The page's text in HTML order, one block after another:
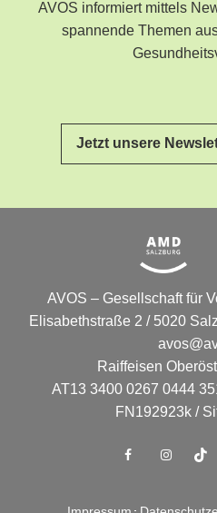
AVOS informiert mittels
spannende Themen
Jetzt unsere
AVOS – Gesellschaft für
Elisabethstraße 2 / 5020
Raiffeisen
AT13 3400 0267 0444
FN192923k /